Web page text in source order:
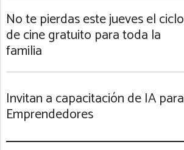
No te pierdas este jueves el ciclo
de cine gratuito para toda la
familia
Invitan a capacitación de IA para
Emprendedores